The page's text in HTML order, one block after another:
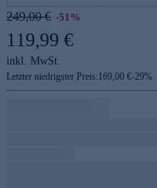
249,00 € -51%
119,99 €
inkl. MwSt.
Letzter niedrigster Preis:169,00 €-29%